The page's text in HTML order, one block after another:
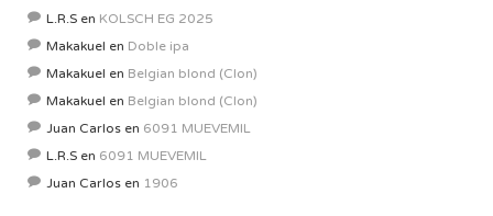
L.R.S en KOLSCH EG 2025
Makakuel en Doble ipa
Makakuel en Belgian blond (Clon)
Makakuel en Belgian blond (Clon)
Juan Carlos en 6091 MUEVEMIL
L.R.S en 6091 MUEVEMIL
Juan Carlos en 1906